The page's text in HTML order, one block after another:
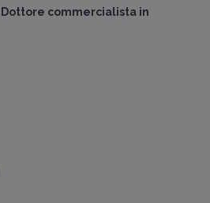
Dottore commercialista in